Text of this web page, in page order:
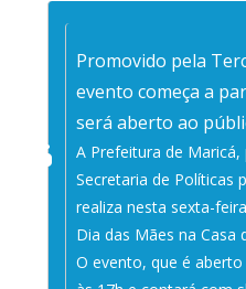
Promovido pela
evento começa a
será aberto ao
A Prefeitura de
Secretaria de Políticas
realiza nesta sexta-
Dia das Mães na Casa
O evento, que é